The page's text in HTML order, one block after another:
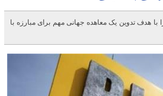
امروز (سه‌شنبه) مذاکرات ۱۰ روزه خود را با هدف تدوین یک معاهده جهانی مهم برای مبارزه با